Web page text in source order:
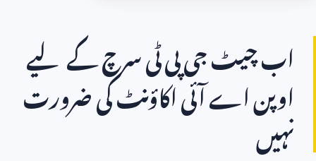
اب چیٹ جی پی ٹی سرچ کے لیے
اوپن اے آئی اکاؤنٹ کی ضرورت
نہیں